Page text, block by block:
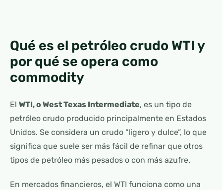
Qué es el petróleo crudo WTI y
por qué se opera como
commodity
El WTI, o West Texas Intermediate, es un tipo de
petróleo crudo producido principalmente en Estados
Unidos. Se considera un crudo “ligero y dulce”, lo que
significa que suele ser más fácil de refinar que otros
tipos de petróleo más pesados o con más azufre.
En mercados financieros, el WTI funciona como una